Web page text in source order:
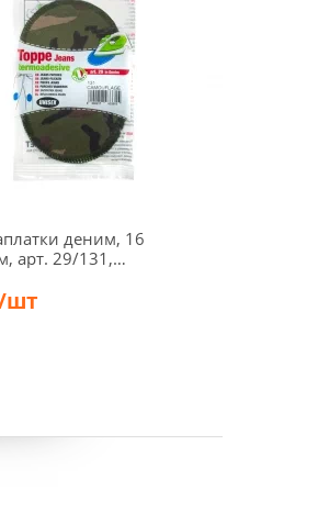
деним, 16
арт. 29/131,
шт